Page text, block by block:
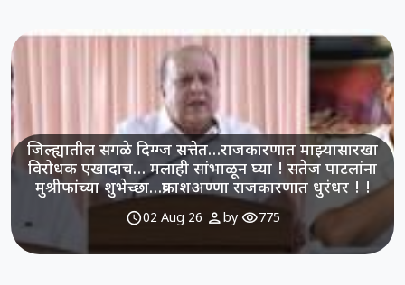
जिल्ह्यातील सगळे दिग्ग्ज सत्तेत…राजकारणात माझ्यासारखा
विरोधक एखादाच… मलाही सांभाळून घ्या ! सतेज पाटलांना
मुश्रीफांच्या शुभेच्छा…प्रकाशअण्णा राजकारणात धुरंधर ! !
schedule02 Aug 26 personby visibility775